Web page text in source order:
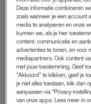
Ik zit met een vriendin
het eerste zonnetje van
schedels en waar we
bestellen, doen we het
Mijn vriendin klaagt
van het
hoe mijn “summer
Deze informatie combineren
zoals wanneer je een account
media te analyseren en onze
kunnen we, als je hier
content, communicatie en
advertenties te tonen, en voor
mediapartners. Ook content
met jouw toestemming. Geef
"Akkoord" te klikken, geef je
je niet alles toestaan, klik dan
aanpassen via “Privacy-
van onze apps. Lees meer in